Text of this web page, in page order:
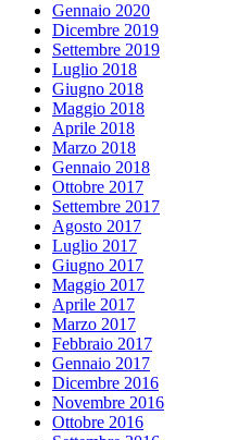
Gennaio 2020
Dicembre 2019
Settembre 2019
Luglio 2018
Giugno 2018
Maggio 2018
Aprile 2018
Marzo 2018
Gennaio 2018
Ottobre 2017
Settembre 2017
Agosto 2017
Luglio 2017
Giugno 2017
Maggio 2017
Aprile 2017
Marzo 2017
Febbraio 2017
Gennaio 2017
Dicembre 2016
Novembre 2016
Ottobre 2016